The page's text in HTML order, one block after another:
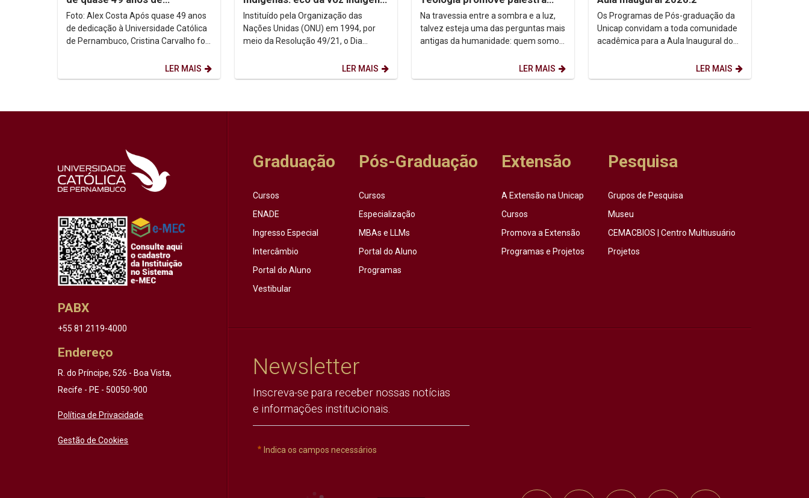
dedicação à Unicap
Foto: Alex Costa Após quase 49 anos
de dedicação à Universidade Católica
de Pernambuco, Cristina Carvalho foi
LER MAIS
no contexto urbano
Instituído pela Organização das
Nações Unidas (ONU) em 1994, por
meio da Resolução 49/21, o Dia
de agosto) firma-se como...LER MAIS
sobre autoconhecimento
Na travessia entre a sombra e a luz,
talvez esteja uma das perguntas mais
antigas da humanidade: quem somos,
LER MAIS
Os Programas de Pós-graduação da
Unicap convidam a toda comunidade
acadêmica para a Aula Inaugural do
LER MAIS
PABX
+55 81 2119-4000
Endereço
R. do Príncipe, 526 - Boa Vista,
Recife - PE - 50050-900
Política de Privacidade
Gestão de Cookies
Graduação
Cursos
ENADE
Ingresso Especial
Intercâmbio
Portal do Aluno
Vestibular
Pós-Graduação
Cursos
Especialização
MBAs e LLMs
Portal do Aluno
Programas
Extensão
A Extensão na Unicap
Cursos
Promova a Extensão
Programas e Projetos
Pesquisa
Grupos de Pesquisa
Museu
CEMACBIOS | Centro Multiusuário
Projetos
Newsletter
Inscreva-se para receber nossas notícias
e informações institucionais.
Indica os campos necessários